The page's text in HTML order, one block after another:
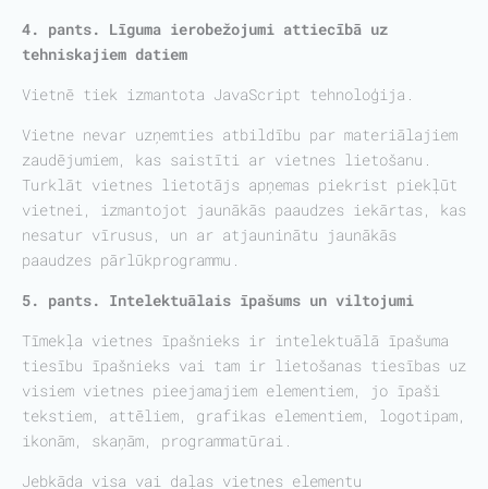
4. pants. Līguma ierobežojumi attiecībā uz
tehniskajiem datiem
Vietnē tiek izmantota JavaScript tehnoloģija.
Vietne nevar uzņemties atbildību par materiālajiem
zaudējumiem, kas saistīti ar vietnes lietošanu.
Turklāt vietnes lietotājs apņemas piekrist piekļūt
vietnei, izmantojot jaunākās paaudzes iekārtas, kas
nesatur vīrusus, un ar atjauninātu jaunākās
paaudzes pārlūkprogrammu.
5. pants. Intelektuālais īpašums un viltojumi
Tīmekļa vietnes īpašnieks ir intelektuālā īpašuma
tiesību īpašnieks vai tam ir lietošanas tiesības uz
visiem vietnes pieejamajiem elementiem, jo īpaši
tekstiem, attēliem, grafikas elementiem, logotipam,
ikonām, skaņām, programmatūrai.
Jebkāda visa vai daļas vietnes elementu